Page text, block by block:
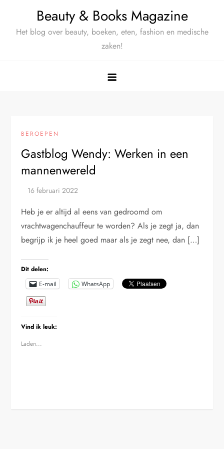
Beauty & Books Magazine
Het blog over beauty, boeken, eten, fashion en medische
zaken!
BEROEPEN
Gastblog Wendy: Werken in een
mannenwereld
Heb je er altijd al eens van gedroomd om
vrachtwagenchauffeur te worden? Als je zegt ja, dan
begrijp ik je heel goed maar als je zegt nee, dan […]
Dit delen:
E-mail WhatsApp
Vind ik leuk:
Laden...